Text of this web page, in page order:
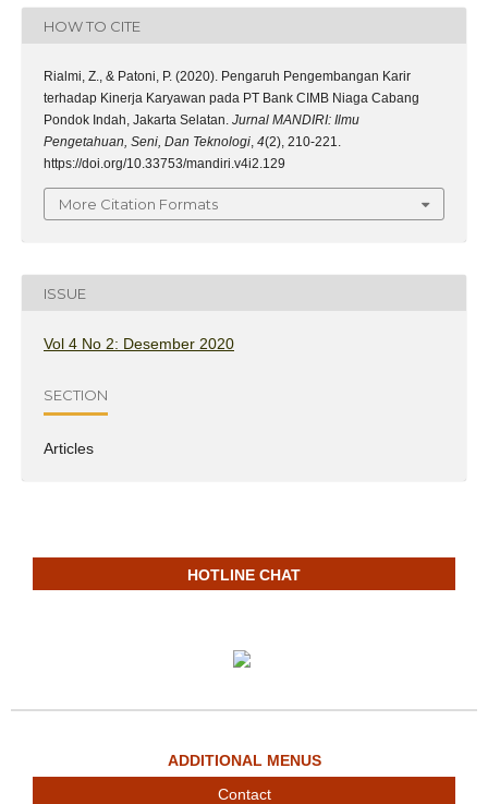
HOW TO CITE
Rialmi, Z., & Patoni, P. (2020). Pengaruh Pengembangan Karir
terhadap Kinerja Karyawan pada PT Bank CIMB Niaga Cabang
Pondok Indah, Jakarta Selatan. Jurnal MANDIRI: Ilmu
Pengetahuan, Seni, Dan Teknologi, 4(2), 210-221.
https://doi.org/10.33753/mandiri.v4i2.129
More Citation Formats
ISSUE
Vol 4 No 2: Desember 2020
SECTION
Articles
HOTLINE CHAT
ADDITIONAL MENUS
Contact